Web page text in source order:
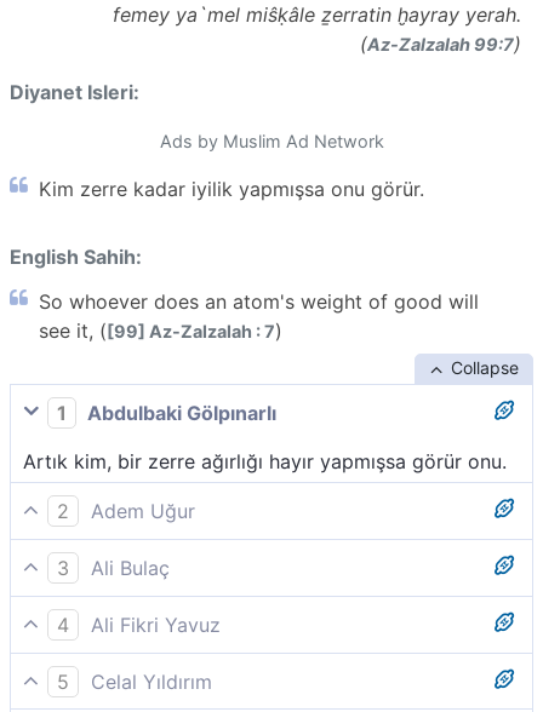
femey ya`mel miŝḳâle ẕerratin ḫayray yerah.
(Az-Zalzalah 99:7)
Diyanet Isleri:
Ads by Muslim Ad Network
Kim zerre kadar iyilik yapmışsa onu görür.
English Sahih:
So whoever does an atom's weight of good will
see it, ([99] Az-Zalzalah : 7)
Collapse
1
Abdulbaki Gölpınarlı
Artık kim, bir zerre ağırlığı hayır yapmışsa görür onu.
2
Adem Uğur
Kim zerre miktarı hayır yapmışsa onu görür.
3
Ali Bulaç
Artık kim zerre ağırlığınca hayır işlerse, onu görür.
4
Ali Fikri Yavuz
Zira, kim zerre miktarı bir hayır işlerse, onun
mükâfatını görecek.
5
Celal Yıldırım